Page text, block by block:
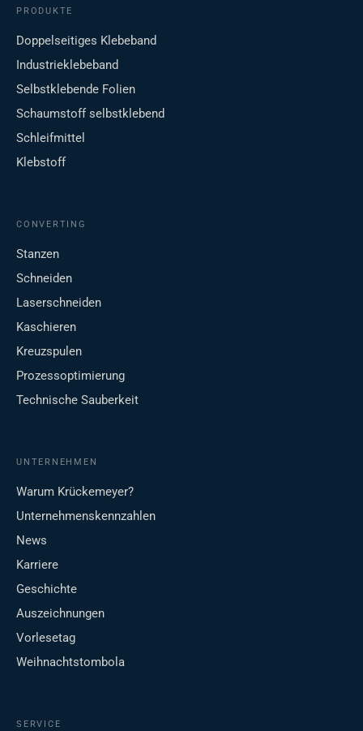
PRODUKTE
Doppelseitiges Klebeband
Industrieklebeband
Selbstklebende Folien
Schaumstoff selbstklebend
Schleifmittel
Klebstoff
CONVERTING
Stanzen
Schneiden
Laserschneiden
Kaschieren
Kreuzspulen
Prozessoptimierung
Technische Sauberkeit
UNTERNEHMEN
Warum Krückemeyer?
Unternehmenskennzahlen
News
Karriere
Geschichte
Auszeichnungen
Vorlesetag
Weihnachtstombola
SERVICE